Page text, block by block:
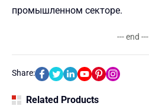
промышленном секторе.
--- end ---
Share:
Related Products